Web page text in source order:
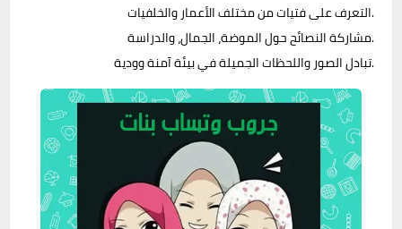
التعرف على فتيات من مختلف الأعمار والخلفيات.
مشاركة النصائح حول الموضة، الجمال، والدراسة.
تبادل الصور واللحظات الجميلة في بيئة آمنة وودية.